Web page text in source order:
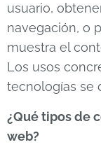
usuario,
navegación, o
muestra el
Los usos
tecnologías se
¿Qué tipos de
web?